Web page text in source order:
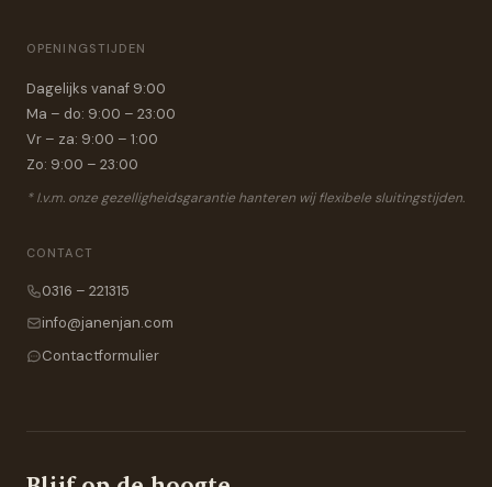
OPENINGSTIJDEN
Dagelijks vanaf 9:00
Ma – do: 9:00 – 23:00
Vr – za: 9:00 – 1:00
Zo: 9:00 – 23:00
* I.v.m. onze gezelligheidsgarantie hanteren wij flexibele sluitingstijden.
CONTACT
0316 – 221315
info@janenjan.com
Contactformulier